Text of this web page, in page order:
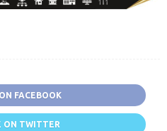
FACEBOOK
ON TWITTER